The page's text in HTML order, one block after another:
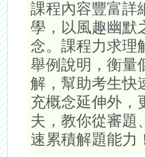
課程內容豐富詳
學，以風趣幽默
念。課程力求理
舉例說明，衡量
解，幫助考生快
充概念延伸外，
夫，教你從審題
速累積解題能力！